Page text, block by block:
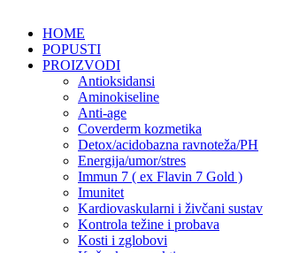
HOME
POPUSTI
PROIZVODI
Antioksidansi
Aminokiseline
Anti-age
Coverderm kozmetika
Detox/acidobazna ravnoteža/PH
Energija/umor/stres
Immun 7 ( ex Flavin 7 Gold )
Imunitet
Kardiovaskularni i živčani sustav
Kontrola težine i probava
Kosti i zglobovi